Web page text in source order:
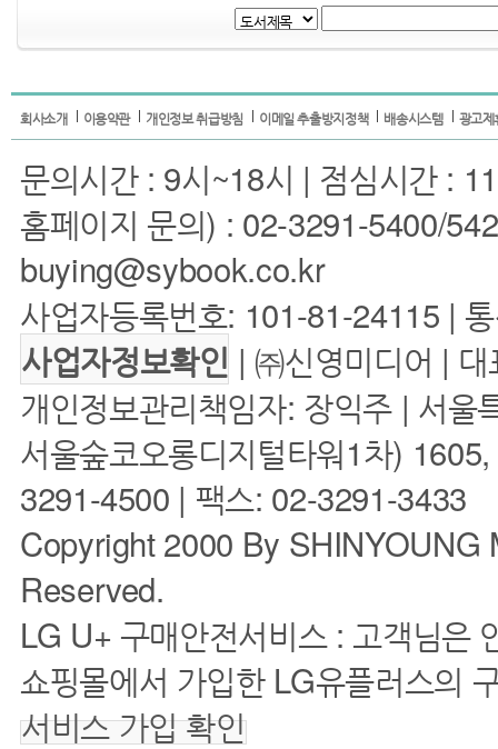
회사소개 이용약관 개인정보 취급방침 이메일 추출방지정책 배송시스템 광고
문의시간 : 9시~18시 | 점심시간 :
홈페이지 문의) : 02-3291-5400/
buying@sybook.co.kr
사업자등록번호: 101-81-24115 |
사업자정보확인 | ㈜신영미디어 |
개인정보관리책임자: 장익주 | 서
서울숲코오롱디지털타워1차)
3291-4500 | 팩스: 02-3291-3433
Copyright 2000 By
Reserved.
LG U+ 구매안전서비스 : 고객님은
쇼핑몰에서 가입한 LG유플러스의
서비스 가입 확인